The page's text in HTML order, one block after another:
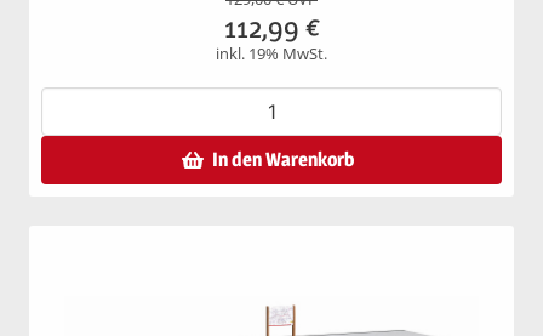
112,99 €
inkl. 19% MwSt.
In den Warenkorb